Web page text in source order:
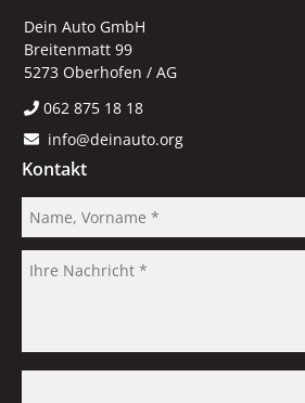
Dein Auto GmbH
Breitenmatt 99
5273 Oberhofen / AG
062 875 18 18
info@deinauto.org
Kontakt